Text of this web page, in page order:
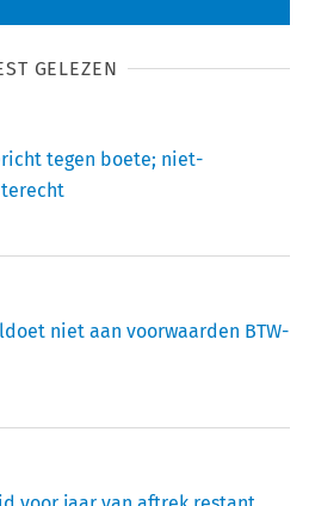
GELEZEN
tegen boete; niet-
niet aan voorwaarden BTW-